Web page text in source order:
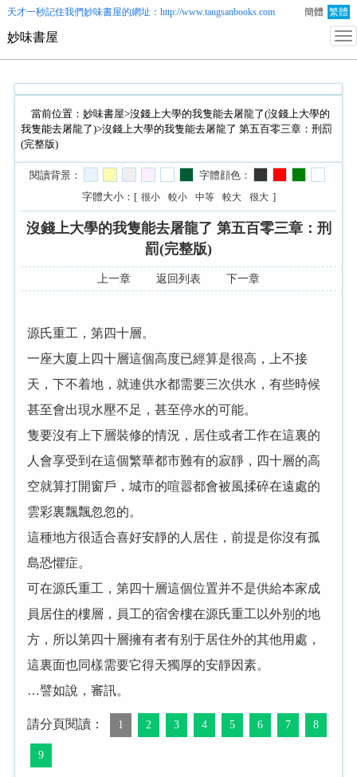
天才一秒記住我們妙味書屋的網址：http://www.tangsanbooks.com 簡體 繁體
妙味書屋
當前位置： 妙味書屋>沒錢上大學的我隻能去屠龍了(沒錢上大學的
我隻能去屠龍了)>沒錢上大學的我隻能去屠龍了 第五百零三章：刑罰
(完整版)
閱讀背景：
字體顔色：
字體大小：[ 很小 較小 中等 較大 很大 ]
沒錢上大學的我隻能去屠龍了 第五百零三章：刑
罰(完整版)
上一章 返回列表 下一章
源氏重工，第四十層。
一座大廈上四十層這個高度已經算是很高，上不接
天，下不着地，就連供水都需要三次供水，有些時候
甚至會出現水壓不足，甚至停水的可能。
隻要沒有上下層裝修的情況，居住或者工作在這裏的
人會享受到在這個繁華都市難有的寂靜，四十層的高
空就算打開窗戶，城市的喧嚣都會被風揉碎在遠處的
雲彩裏飄飄忽忽的。
這種地方很适合喜好安靜的人居住，前提是你沒有孤
島恐懼症。
可在源氏重工，第四十層這個位置并不是供給本家成
員居住的樓層，員工的宿舍樓在源氏重工以外别的地
方，所以第四十層擁有者有别于居住外的其他用處，
這裏面也同樣需要它得天獨厚的安靜因素。
…譬如說，審訊。
請分頁閱讀： 1 2 3 4 5 6 7 8
9